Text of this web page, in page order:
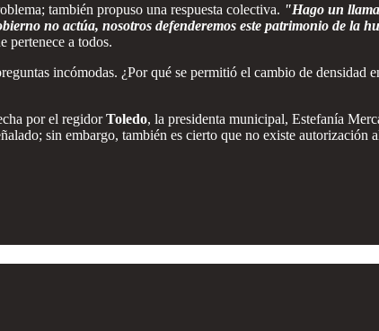
también propuso una respuesta colectiva. "Hago un
no actúa, nosotros defenderemos este patrimonio de la
pertenece a todos.
incómodas. ¿Por qué se permitió el cambio de densidad
por el regidorToledo, la presidenta municipal, Estefanía
sin embargo, también es cierto que no existe